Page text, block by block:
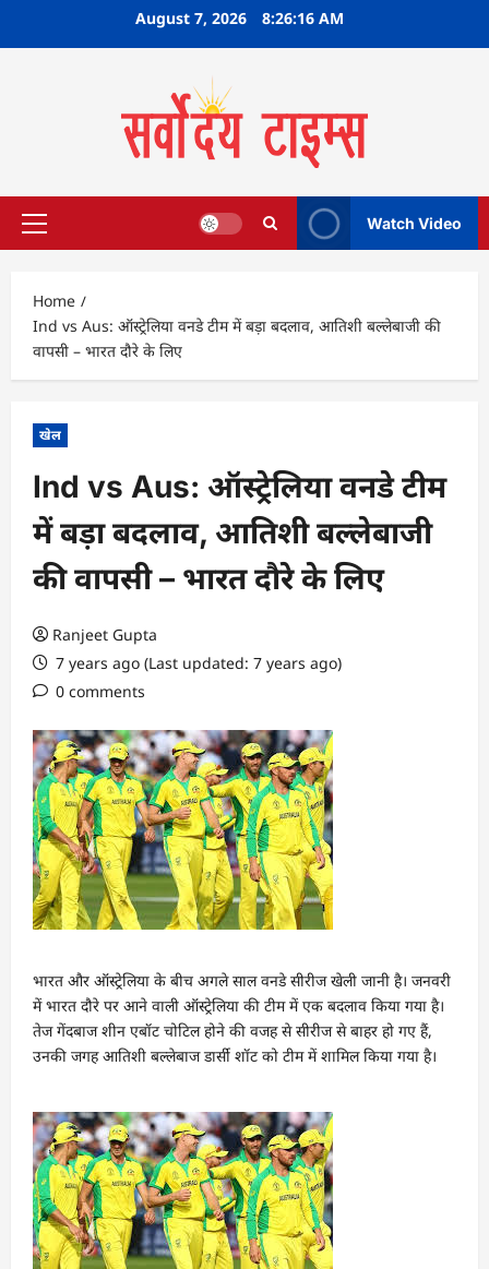
August 7, 2026 8:26:17 AM
Primary
Watch Video
Home
Ind vs Aus: ऑस्ट्रेलिया वनडे टीम में बड़ा बदलाव, आतिशी बल्लेबाजी की
वापसी – भारत दौरे के लिए
खेल
Ind vs Aus: ऑस्ट्रेलिया वनडे टीम
में बड़ा बदलाव, आतिशी बल्लेबाजी
की वापसी – भारत दौरे के लिए
Ranjeet Gupta
7 years ago (Last updated: 7 years ago)
0 comments
भारत और ऑस्ट्रेलिया के बीच अगले साल वनडे सीरीज खेली जानी है। जनवरी
में भारत दौरे पर आने वाली ऑस्ट्रेलिया की टीम में एक बदलाव किया गया है।
तेज गेंदबाज शीन एबॉट चोटिल होने की वजह से सीरीज से बाहर हो गए हैं,
उनकी जगह आतिशी बल्लेबाज डार्सी शॉट को टीम में शामिल किया गया है।